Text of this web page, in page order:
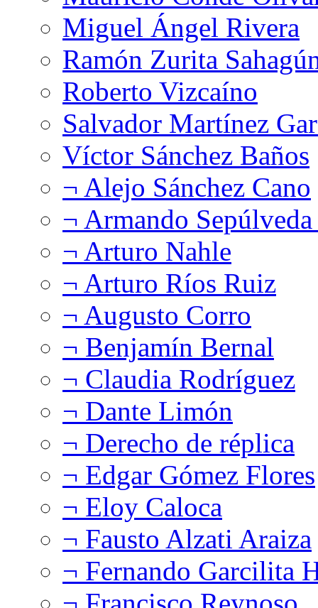
Miguel Ángel Rivera
Ramón Zurita
Roberto Vizcaíno
Salvador Martínez
Víctor Sánchez Baños
¬ Alejo Sánchez Cano
¬ Armando
¬ Arturo Nahle
¬ Arturo Ríos Ruiz
¬ Augusto Corro
¬ Benjamín Bernal
¬ Claudia Rodríguez
¬ Dante Limón
¬ Derecho de réplica
¬ Edgar Gómez Flores
¬ Eloy Caloca
¬ Fausto Alzati Araiza
¬ Fernando Garcilita